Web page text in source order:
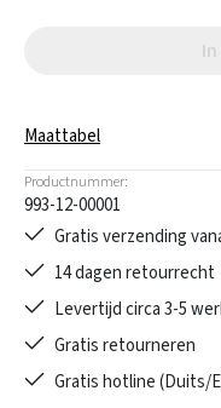
Maattabel
Productnummer:
993-12-00001
Gratis verzending
14 dagen retourrecht
Levertijd circa 3-5
Gratis retourneren
Gratis hotline (Duits/